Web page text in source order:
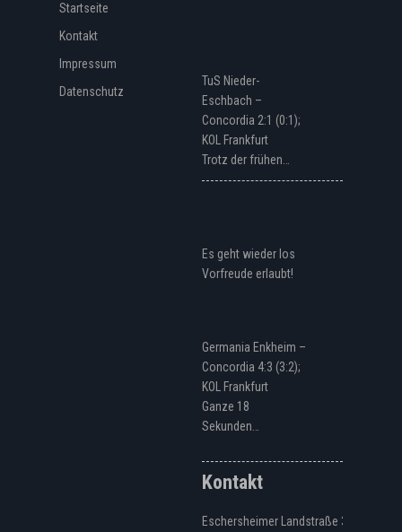
Startseite
Kontakt
Impressum
Datenschutz
TuS Nieder-
Eschbach –
Concordia 2:1 (0:1);
KOL Frankfurt
Trotz der frühen…
Es geht wieder los
Vorfreude erlaubt!
Germania Enkheim –
Concordia 4:3 (3:2);
KOL Frankfurt
Ganze 18
Sekunden…
Kontakt
Eschersheimer Landstraße 328